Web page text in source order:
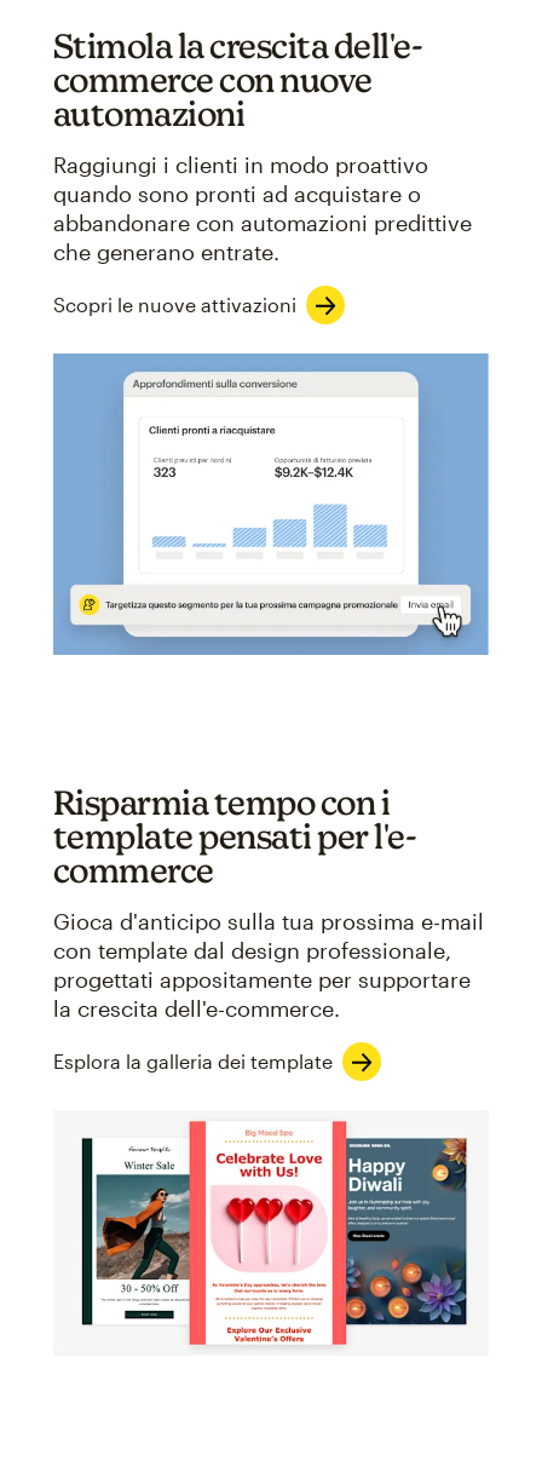
Stimola la crescita dell'e-
commerce con nuove
automazioni
Raggiungi i clienti in modo proattivo
quando sono pronti ad acquistare o
abbandonare con automazioni predittive
che generano entrate.
Scopri le nuove attivazioni
Risparmia tempo con i
template pensati per l'e-
commerce
Gioca d'anticipo sulla tua prossima e-mail
con template dal design professionale,
progettati appositamente per supportare
la crescita dell'e-commerce.
Esplora la galleria dei template